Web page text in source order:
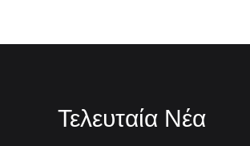
Τελευταία Νέα